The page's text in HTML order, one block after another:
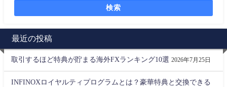
検索
最近の投稿
取引するほど特典が貯まる海外FXランキング10選 2026年7月25日
INFINOXロイヤルティプログラムとは？豪華特典と交換できる